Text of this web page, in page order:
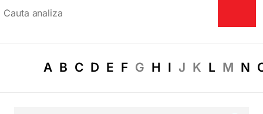
A B C D E F G H I J K L M N